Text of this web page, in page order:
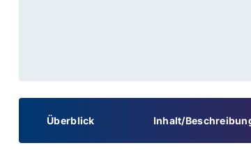
Überblick Inhalt/